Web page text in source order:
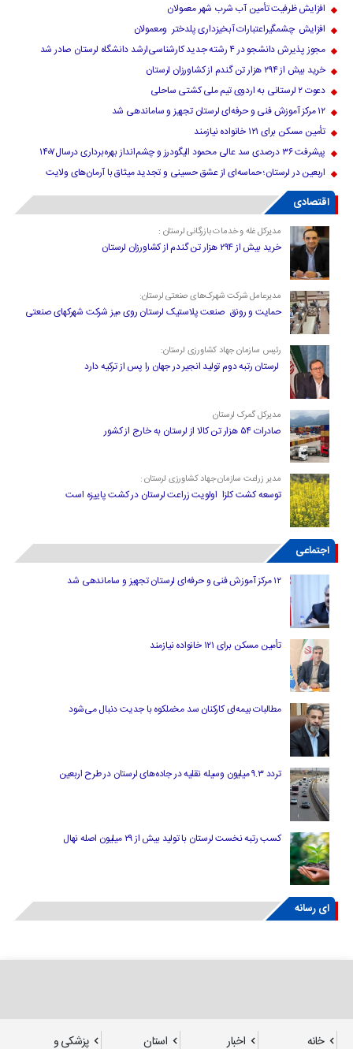
افزایش ظرفیت تأمین آب شرب شهر معمولان
افزایش چشمگیراعتبارات آبخیزداری پلدختر ومعمولان
مجوز پذیرش دانشجو در ۴ رشته جدید کارشناسی‌ارشد دانشگاه لرستان صادر شد
خرید بیش از ۲۹۴ هزار تن گندم از کشاورزان لرستان
دعوت ۲ لرستانی به اردوی تیم ملی کشتی ساحلی
۱۲ مرکز آموزش فنی و حرفه‌ای لرستان تجهیز و ساماندهی شد
تأمین مسکن برای ۱۲۱ خانواده نیازمند
پیشرفت ۳۶ درصدی سد عالی محمود الیگودرز و چشم‌انداز بهره‌برداری درسال۱۴۰۷
اربعین در لرستان؛ حماسه‌ای از عشق حسینی و تجدید میثاق با آرمان‌های ولایت
اقتصادی
مدیرکل غله و خدمات بازرگانی لرستان :
خرید بیش از ۲۹۴ هزار تن گندم از کشاورزان لرستان
مدیرعامل شرکت شهرک‌های صنعتی لرستان:
حمایت و رونق صنعت پلاستیک لرستان روی میز شرکت شهرکهای صنعتی
رئیس سازمان جهاد کشاورزی لرستان:
لرستان رتبه دوم تولید انجیر در جهان را پس از ترکیه دارد
مدیرکل گمرک لرستان
صادرات ۵۴ هزار تن کالا از لرستان به خارج از کشور
مدیر زراعت سازمان جهاد کشاورزی لرستان :
توسعه کشت کلزا اولویت زراعت لرستان در کشت پاییزه است
اجتماعی
۱۲ مرکز آموزش فنی و حرفه‌ای لرستان تجهیز و ساماندهی شد
تأمین مسکن برای ۱۲۱ خانواده نیازمند
مطالبات بیمه‌ای کارکنان سد مخملکوه با جدیت دنبال می‌شود
تردد ۹.۳ میلیون وسیله نقلیه در جاده‌های لرستان در طرح اربعین
کسب رتبه نخست لرستان با تولید بیش از ۲۹ میلیون اصله نهال
ای رسانه
خانه اخبار استان پزشکی و